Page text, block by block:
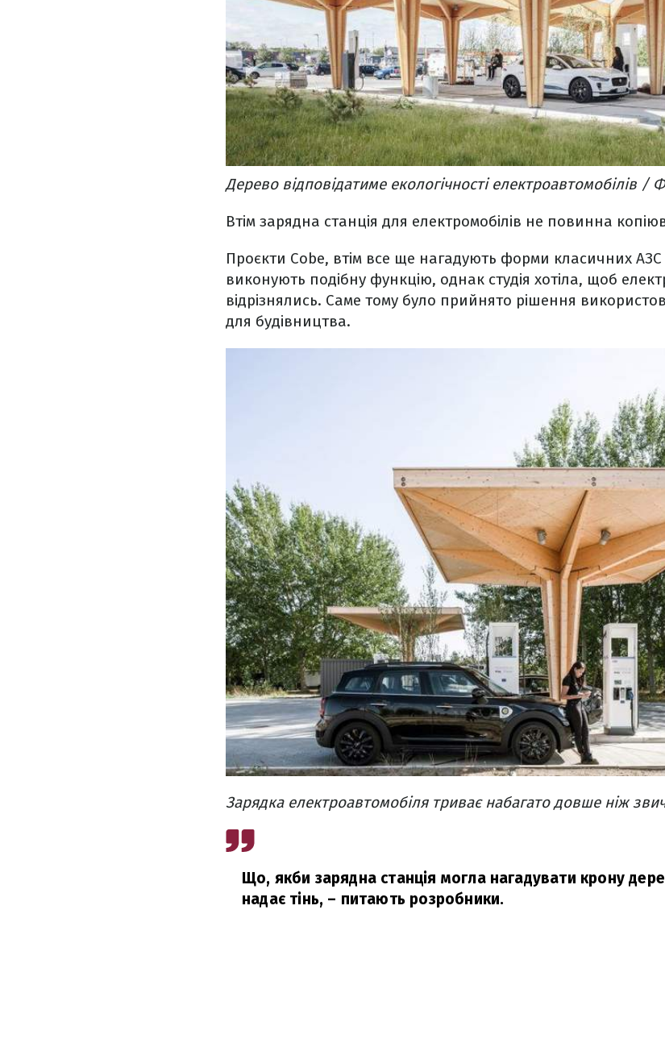
Дерево відповідатиме екологічності електроавтомобілів /
Втім зарядна станція для електромобілів не повинна
Проєкти Cobe, втім все ще нагадують форми класичних
виконують подібну функцію, однак студія хотіла, щоб
відрізнялись. Саме тому було прийнято рішення
для будівництва.
Зарядка електроавтомобіля триває набагато довше ніж
Що, якби зарядна станція могла нагадувати крону
надає тінь, – питають розробники.